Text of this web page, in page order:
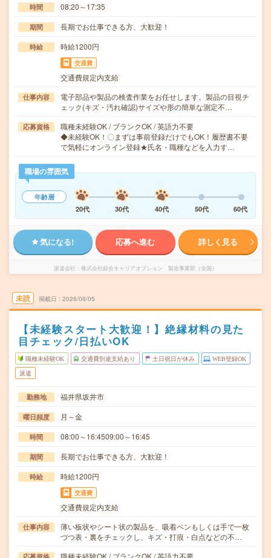
時間 08:20～17:35
期間 長期でお仕事できる方、大歓迎！
時給 時給1200円
交通費
交通費規定内支給
仕事内容
電子部品や製品の検査作業をお任せします。製品の目視チ
ェック(キズ・汚れ確認)サイズや形の簡単な測定不…
応募資格
職種未経験OK / ブランクOK / 英語力不要
◆未経験OK！〇まずは事前登録だけでもOK！履歴書不要
で気軽にオンライン登録★氏名・職種などを入力す…
職場の雰囲気
年齢層
20代
30代 40代 50代 60代
気になる! 応募へ進む 詳しく見る
派遣会社 株式会社綜合キャリアオプション 製造事業部（全国）
未読 掲載日 2026/08/05
【未経験スタート大歓迎！】絶縁材料の見た
目チェック/日払いOK
職種未経験OK 交通費別途支給あり 土日祝日が休み WEB登録OK
派遣
勤務地 福井県坂井市
曜日頻度 月～金
時間 08:00～16:4509:00～16:45
期間 長期でお仕事できる方、大歓迎！
時給 時給1200円
交通費
交通費規定内支給
仕事内容
薄い板状やシート状の製品を、吸着ペンもしくは手で一枚
づつ表・裏をチェックし、キズ・打痕・白点などの不…
職種未経験OK / ブランクOK / 英語力不要